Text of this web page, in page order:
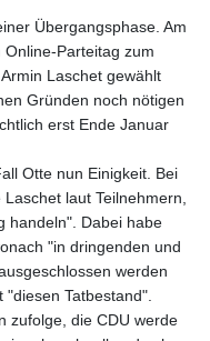
Übergangsphase. Am
Parteitag zum
Laschet gewählt
Gründen noch nötigen
erst Ende Januar
Otte nun Einigkeit. Bei
laut Teilnehmern,
handeln". Dabei habe
"in dringenden und
werden
Tatbestand".
zufolge, die CDU werde